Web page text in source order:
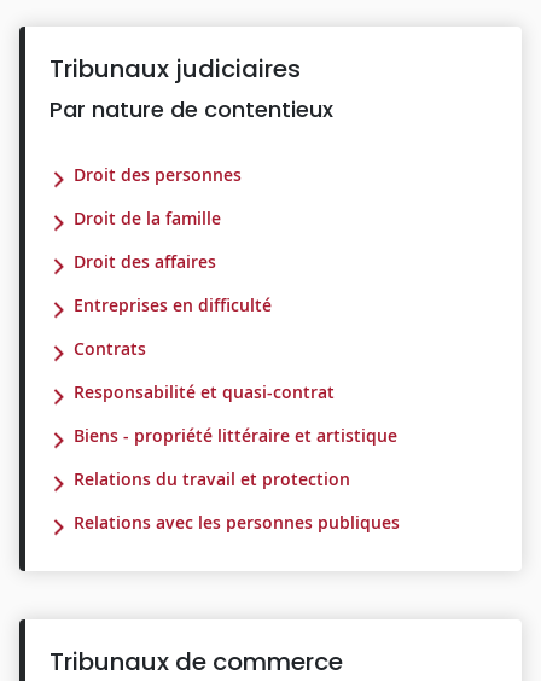
Tribunaux judiciaires
Par nature de contentieux
Droit des personnes
Droit de la famille
Droit des affaires
Entreprises en difficulté
Contrats
Responsabilité et quasi-contrat
Biens - propriété littéraire et artistique
Relations du travail et protection
Relations avec les personnes publiques
Tribunaux de commerce